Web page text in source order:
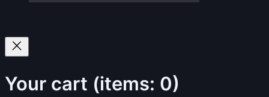
Your cart (items: 0)